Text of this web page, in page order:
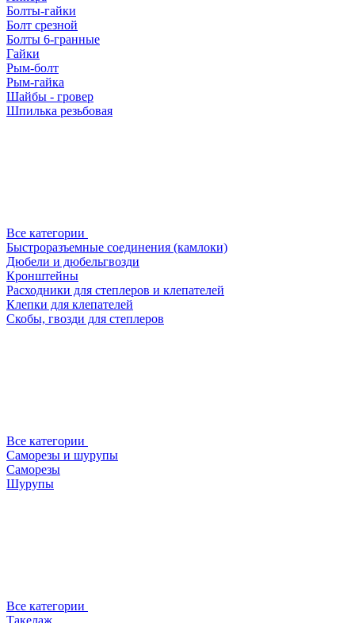
Болты-гайки
Болт срезной
Болты 6-гранные
Гайки
Рым-болт
Рым-гайка
Шайбы - гровер
Шпилька резьбовая
Все категории
Быстроразъемные соединения (камлоки)
Дюбели и дюбельгвозди
Кронштейны
Расходники для степлеров и клепателей
Клепки для клепателей
Скобы, гвозди для степлеров
Все категории
Саморезы и шурупы
Саморезы
Шурупы
Все категории
Такелаж